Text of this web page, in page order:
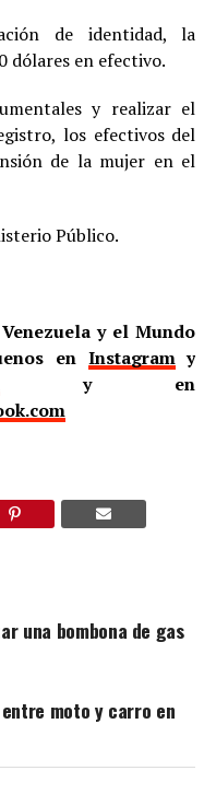
de identidad, la
dólares en efectivo.
y realizar el
los efectivos del
de la mujer en el
Público.
y el Mundo
en Instagramy
y en
una bombona de gas
moto y carro en